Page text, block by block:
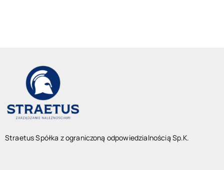
Straetus Spółka z ograniczoną odpowiedzialnością Sp.K.